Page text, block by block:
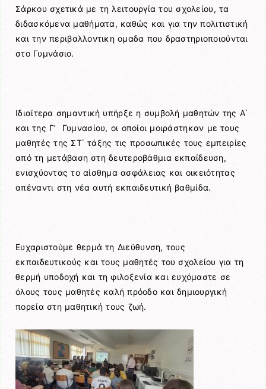
Σάρκου σχετικά με τη λειτουργία του σχολείου, τα
διδασκόμενα μαθήματα, καθώς και για την πολιτιστική
και την περιβαλλοντικη ομαδα που δραστηριοποιούνται
στο Γυμνάσιο.
Ιδιαίτερα σημαντική υπήρξε η συμβολή μαθητών της Α΄
και της Γ’ Γυμνασίου, οι οποίοι μοιράστηκαν με τους
μαθητές της ΣΤ΄ τάξης τις προσωπικές τους εμπειρίες
από τη μετάβαση στη δευτεροβάθμια εκπαίδευση,
ενισχύοντας το αίσθημα ασφάλειας και οικειότητας
απέναντι στη νέα αυτή εκπαιδευτική βαθμίδα.
Ευχαριστούμε θερμά τη Διεύθυνση, τους
εκπαιδευτικούς και τους μαθητές του σχολείου για τη
θερμή υποδοχή και τη φιλοξενία και ευχόμαστε σε
όλους τους μαθητές καλή πρόοδο και δημιουργική
πορεία στη μαθητική τους ζωή.